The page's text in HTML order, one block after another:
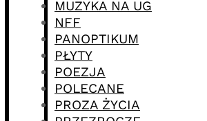
MUZYKA NA UG
NFF
PANOPTIKUM
PŁYTY
POEZJA
POLECANE
PROZA ŻYCIA